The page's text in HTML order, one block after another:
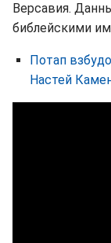
Версавия.
библейскими
Потап
Настей